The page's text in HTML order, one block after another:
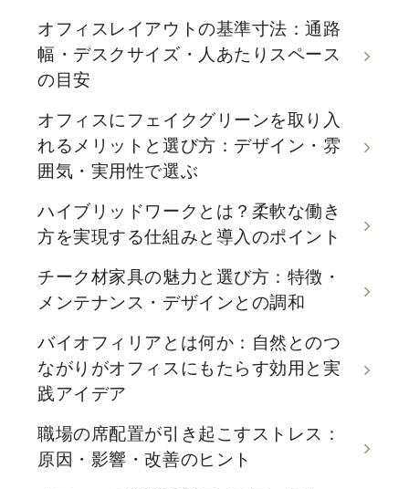
オフィスレイアウトの基準寸法：通路
幅・デスクサイズ・人あたりスペース
の目安
オフィスにフェイクグリーンを取り入
れるメリットと選び方：デザイン・雰
囲気・実用性で選ぶ
ハイブリッドワークとは？柔軟な働き
方を実現する仕組みと導入のポイント
チーク材家具の魅力と選び方：特徴・
メンテナンス・デザインとの調和
バイオフィリアとは何か：自然とのつ
ながりがオフィスにもたらす効用と実
践アイデア
職場の席配置が引き起こすストレス：
原因・影響・改善のヒント